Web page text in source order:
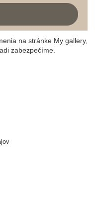
na stránke My gallery,
zabezpečíme.